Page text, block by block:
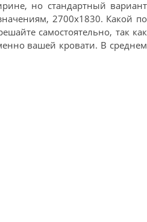
но стандартный вариант
2700х1830. Какой по
самостоятельно, так как
вашей кровати. В среднем